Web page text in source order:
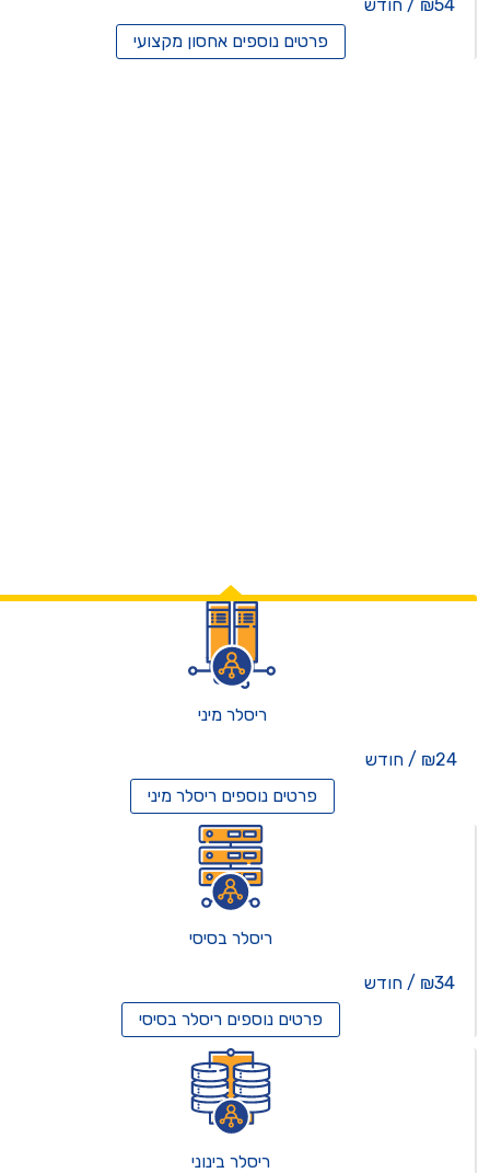
₪54 / חודש
פרטים נוספיםאחסון מקצועי
ריסלר מיני
₪24 / חודש
פרטים נוספיםריסלר מיני
ריסלר בסיסי
₪34 / חודש
פרטים נוספיםריסלר בסיסי
ריסלר בינוני